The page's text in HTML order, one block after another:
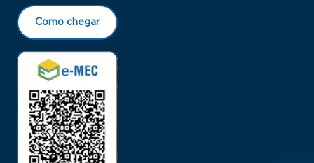
Como chegar